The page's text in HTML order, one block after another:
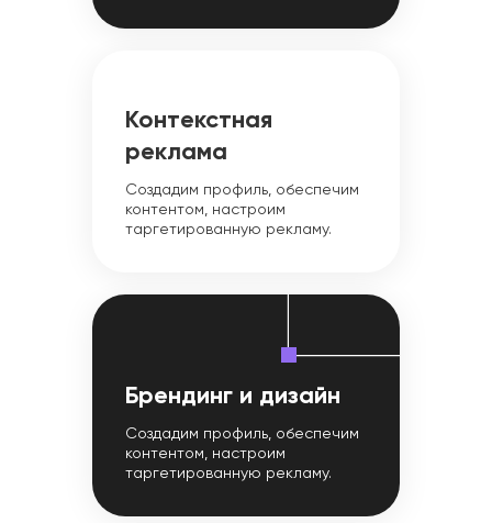
Контекстная
реклама
Создадим профиль, обеспечим
контентом, настроим
таргетированную рекламу.
Брендинг и дизайн
Создадим профиль, обеспечим
контентом, настроим
таргетированную рекламу.